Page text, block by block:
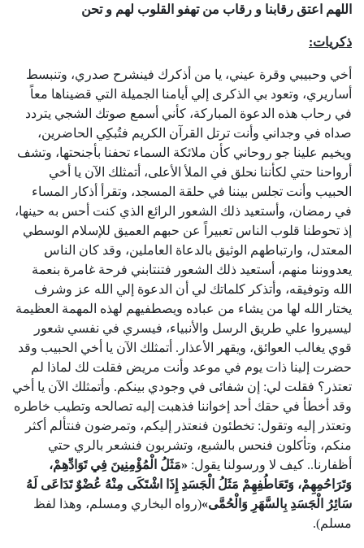
اللهم اعتق رقابنا و رقاب من تهفو القلوب لهم و تحن
ذكريات:
أخي وحبيبي وقرة عيني، يا من أذكرك فينشرح صدري، وتنبسط
أساريري، وتعود بي الذكرى إلي أيامنا الجميلة التي قضيناها معاً
في رحاب هذه الدعوة المباركة، كأني أسمع صوتك الشجي يتردد
صداه في وجداني وأنت ترتل القرآن الكريم فتُبكِي الحاضرين،
ويخيم علينا جو روحاني كأن ملائكة السماء تحفنا بأجنحتها، وتشف
أرواحنا حتي لكأننا نحلق في الملأ الأعلى، أتمثلك الآن يا أخي
الحبيب وأنت تجلس بيننا في حلقة المسجد، وتقرأ أذكار المساء
في رمضان، وأستعيد ذلك الشعور الرائع الذي كنت أحس به حينها،
إذ تحوطنا قلوب الناس تعبيراً عن حبهم العميق للإسلام الوسطي
المعتدل، وارتباطهم الوثيق بالدعاة العاملين، وقد كان الناس
يعدووننا منهم، أستعيد ذلك الشعور فتنتابني فرحة غامرة بنعمة
الله وتوفيقه، وأتذكر كلماتك لي أن الدعوة إلي الله عز وشرف
يختار الله لها من يشاء من عباده ويصطفيهم لهذه المهمة العظيمة
ليسيروا علي طريق الرسل والأنبياء، فيسري في نفسي شعور
قوي يغالب العوائق، ويقهر الأعذار. أتمثلك الآن يا أخي الحبيب وقد
حضرت إلينا ذات يوم في موعد وأنت مريض فقلت لك لماذا لم
تعتذر؟ فقلت لي: إن شفائى في وجودي بينكم. وأتمثلك الآن يا أخي
وقد أخطأ في حقك أحد إخواننا فذهبت إليه تصالحه وتطيب خاطره
وتعتذر إليه وتقول: تخطئون فنعتذر إليكم، وتمرضون فنتألم أكثر
منكم، وتأكلون فنحس بالشبع، وتشربون فنشعر بالري حتي
أظفارنا.. كيف لا ورسولنا يقول: «مَثَلُ الْمُؤْمِنِينَ فِي تَوَادِّهِمْ،
وَتَرَاحُمِهِمْ، وَتَعَاطُفِهِمْ مَثَلُ الْجَسَدِ إِذَا اشْتَكَى مِنْهُ عُضْوٌ تَدَاعَى لَهُ
سَائِرُ
الْجَسَدِ بِالسَّهَرِ وَالْحُمَّى»(رواه البخاري ومسلم، وهذا لفظ
مسلم).